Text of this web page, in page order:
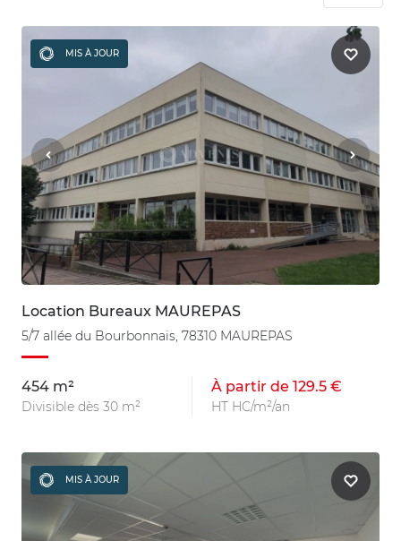
MIS À JOUR
Location Bureaux MAUREPAS
5/7 allée du Bourbonnais, 78310 MAUREPAS
454 m²
Divisible dès 30 m²
À partir de 129.5 €
HT HC/m²/an
MIS À JOUR